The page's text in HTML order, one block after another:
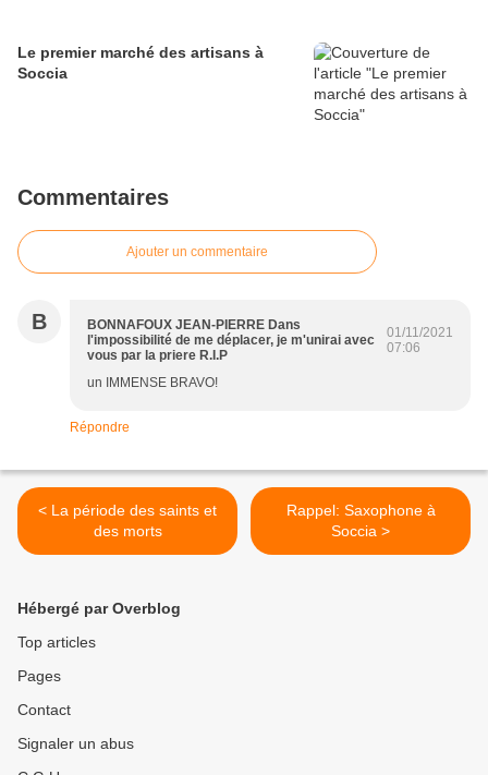
Le premier marché des artisans à
Soccia
Commentaires
Ajouter un commentaire
B
BONNAFOUX JEAN-PIERRE Dans
l'impossibilité de me déplacer, je m'unirai avec
vous par la priere R.I.P
01/11/2021
07:06
un IMMENSE BRAVO!
Répondre
< La période des saints et
des morts
Rappel: Saxophone à
Soccia >
Hébergé par Overblog
Top articles
Pages
Contact
Signaler un abus